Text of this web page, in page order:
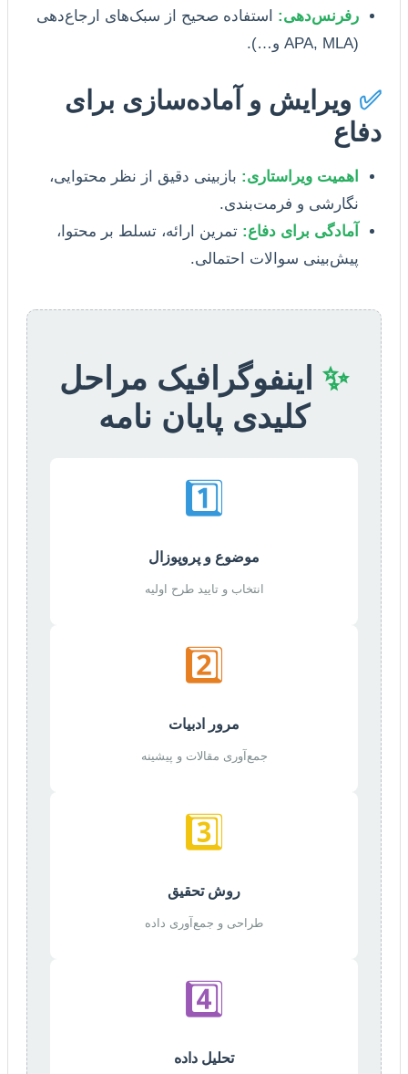
رفرنس‌دهی: استفاده صحیح از سبک‌های ارجاع‌دهی
(APA, MLA و…).
✅ ویرایش و آماده‌سازی برای
دفاع
اهمیت ویراستاری: بازبینی دقیق از نظر محتوایی،
نگارشی و فرمت‌بندی.
آمادگی برای دفاع: تمرین ارائه، تسلط بر محتوا،
پیش‌بینی سوالات احتمالی.
✨ اینفوگرافیک مراحل
کلیدی پایان نامه
1️⃣
موضوع و پروپوزال
انتخاب و تایید طرح اولیه
2️⃣
مرور ادبیات
جمع‌آوری مقالات و پیشینه
3️⃣
روش تحقیق
طراحی و جمع‌آوری داده
4️⃣
تحلیل داده